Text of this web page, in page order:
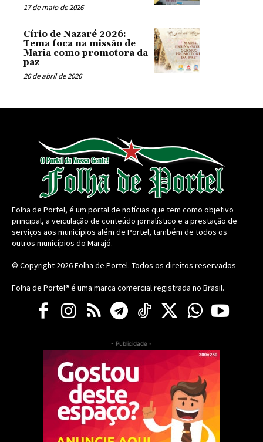
17 de maio de 2026
Círio de Nazaré 2026:
Tema foca na missão de
Maria como promotora da
paz
26 de abril de 2026
Folha de Portel, é um portal de notícias que tem como objetivo
principal, a veiculação de conteúdo jornalístico e a prestação de
serviços aos municípios além de Portel, também de todos os
outros municípios do Marajó.
© Copyright 2026Folha de Portel. Todos os direitos reservados
Folha de Portel® é uma marca comercial registrada no Brasil.
- Publicidade -